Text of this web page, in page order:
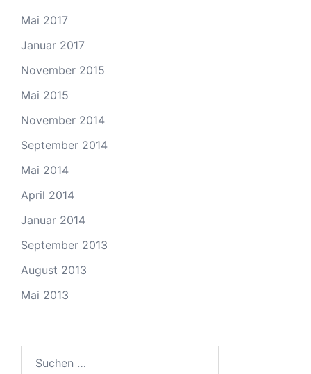
Mai 2017
Januar 2017
November 2015
Mai 2015
November 2014
September 2014
Mai 2014
April 2014
Januar 2014
September 2013
August 2013
Mai 2013